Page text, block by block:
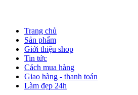
Trang chủ
Sản phẩm
Giới thiệu shop
Tin tức
Cách mua hàng
Giao hàng - thanh toán
Làm đẹp 24h